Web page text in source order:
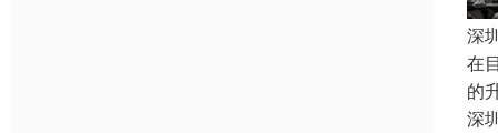
深
在
的
深